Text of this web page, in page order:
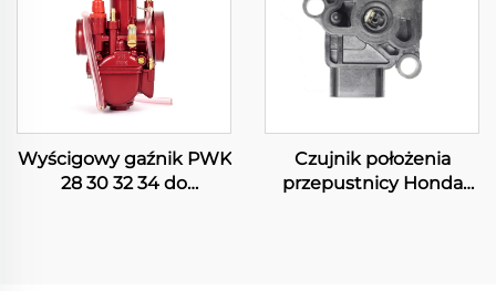
Wyścigowy gaźnik PWK
28 30 32 34 do
Czujnik położenia
przepustnicy Honda